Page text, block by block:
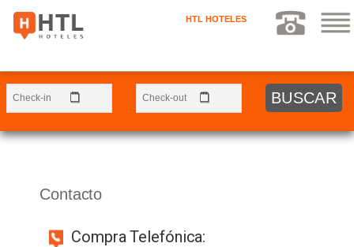
HTL HOTELES
Contacto
Compra Telefónica: